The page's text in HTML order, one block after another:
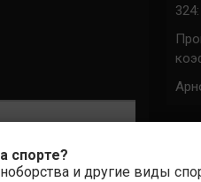
и мира
спорте?
и другие виды